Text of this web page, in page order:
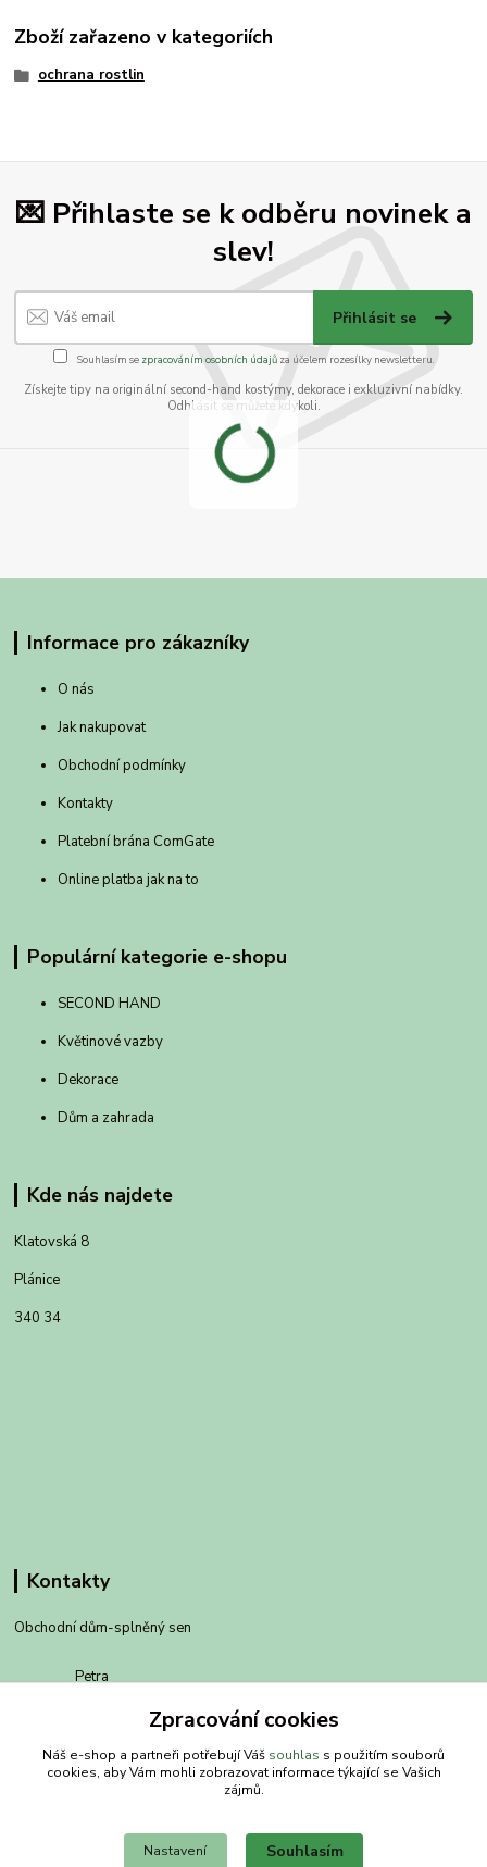
Zboží zařazeno v kategoriích
ochrana rostlin
💌 Přihlaste se k odběru novinek a
slev!
Přihlásit se
Souhlasím se zpracováním osobních údajůza účelem rozesílky newsletteru.
Získejte tipy na originální second-hand kostýmy, dekorace i exkluzivní nabídky.
Odhlásit se můžete kdykoli.
Informace pro zákazníky
O nás
Jak nakupovat
Obchodní podmínky
Kontakty
Platební brána ComGate
Online platba jak na to
Populární kategorie e-shopu
SECOND HAND
Květinové vazby
Dekorace
Dům a zahrada
Kde nás najdete
Klatovská 8
Plánice
340 34
Kontakty
Obchodní dům-splněný sen
Petra
út-pá 8-14 hod
info@splneny-sen.cz
Zpracování cookies
Náš e-shop a partneři potřebují Váš souhlas s použitím souborů
cookies, aby Vám mohli zobrazovat informace týkající se Vašich
zájmů.
Nastavení Souhlasím